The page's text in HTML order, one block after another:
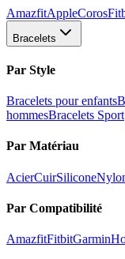
AmazfitAppleCoros
Bracelets
Par Style
Bracelets pour enfants
hommesBracelets Sport
Par Matériau
AcierCuirSilicone
Par Compatibilité
AmazfitFitbitGarmin